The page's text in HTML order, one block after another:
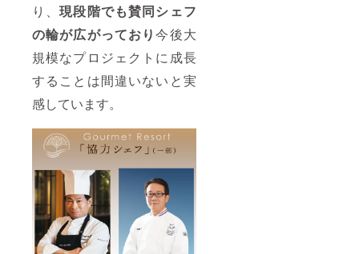
り、現段階でも賛同シェフ
の輪が広がっており今後大
規模なプロジェクトに成長
することは間違いないと実
感しています。